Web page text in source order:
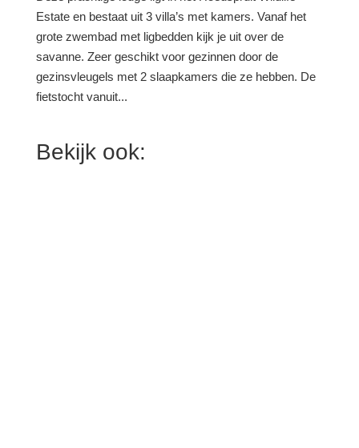
Estate en bestaat uit 3 villa’s met kamers. Vanaf het
grote zwembad met ligbedden kijk je uit over de
savanne. Zeer geschikt voor gezinnen door de
gezinsvleugels met 2 slaapkamers die ze hebben. De
fietstocht vanuit...
Bekijk ook: